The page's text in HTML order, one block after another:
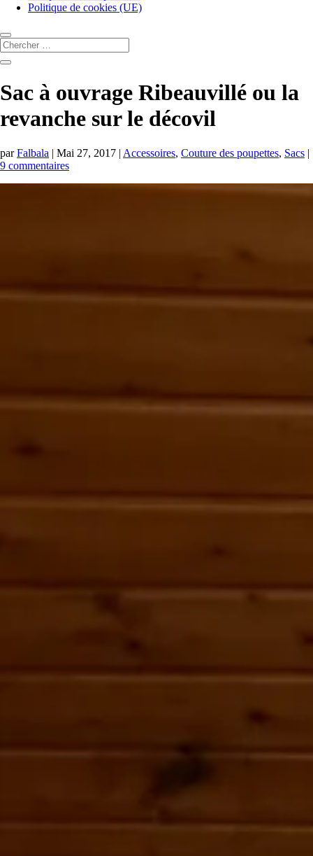
Politique de cookies (UE)
Sac à ouvrage Ribeauvillé ou la
revanche sur le décovil
parFalbala | Mai 27, 2017 | Accessoires, Couture des poupettes, Sacs |
9 commentaires